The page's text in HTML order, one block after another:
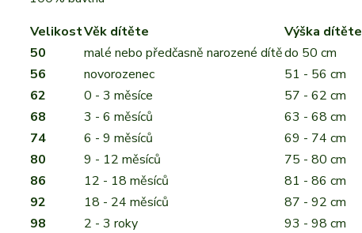
VelikostVěk dítěte
Výška dítěte
50
malé nebo předčasně narozené dítědo 50 cm
56
novorozenec
51 - 56 cm
62
0 - 3 měsíce
57 - 62 cm
68
3 - 6 měsíců
63 - 68 cm
74
6 - 9 měsíců
69 - 74 cm
80
9 - 12 měsíců
75 - 80 cm
86
12 - 18 měsíců
81 - 86 cm
92
18 - 24 měsíců
87 - 92 cm
98
2 - 3 roky
93 - 98 cm